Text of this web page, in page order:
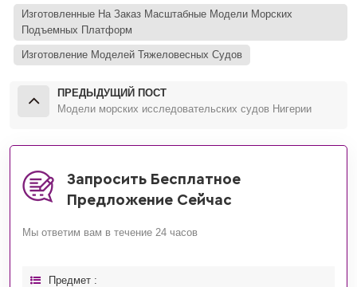
Изготовленные На Заказ Масштабные Модели Морских
Подъемных Платформ
Изготовление Моделей Тяжеловесных Судов
ПРЕДЫДУЩИЙ ПОСТ
Модели морских исследовательских судов Нигерии
Запросить Бесплатное
Предложение Сейчас
Мы ответим вам в течение 24 часов
Предмет :